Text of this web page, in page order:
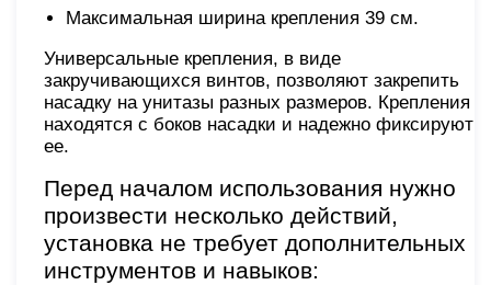
Максимальная ширина крепления 39 см.
Универсальные крепления, в виде
закручивающихся винтов, позволяют закрепить
насадку на унитазы разных размеров. Крепления
находятся с боков насадки и надежно фиксируют
ее.
Перед началом использования нужно
произвести несколько действий,
установка не требует дополнительных
инструментов и навыков: